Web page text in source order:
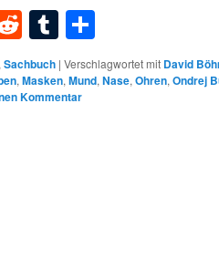
RedditTumblr
Sachbuch | Verschlagwortet mit David
, Masken, Mund, Nase, Ohren, Ondrej
Kommentar